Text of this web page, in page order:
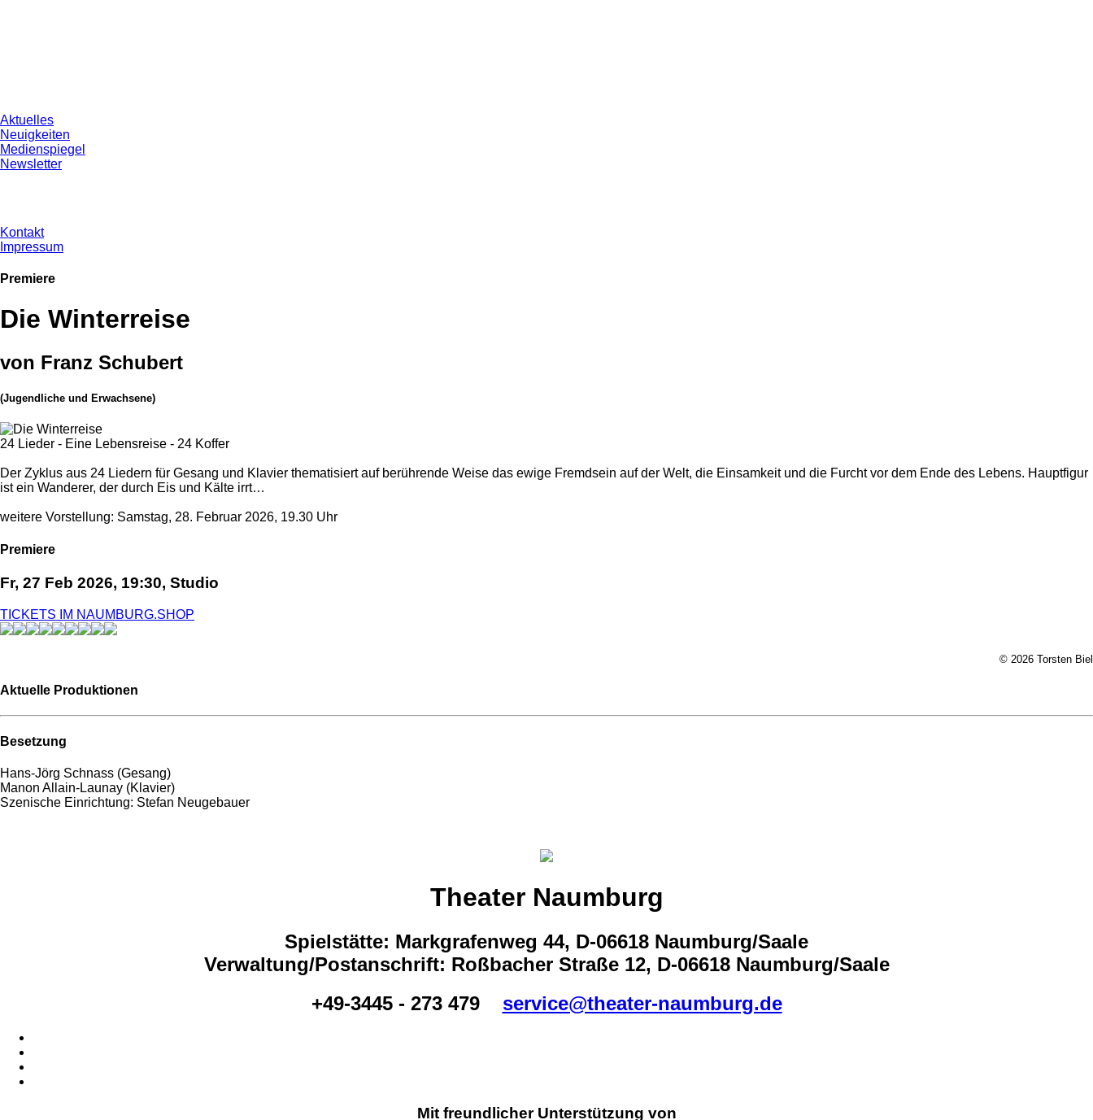
Aktuelles
Neuigkeiten
Medienspiegel
Newsletter
Kontakt
Impressum
Premiere
Die Winterreise
von Franz Schubert
(Jugendliche und Erwachsene)
24 Lieder - Eine Lebensreise - 24 Koffer
Der Zyklus aus 24 Liedern für Gesang und Klavier thematisiert auf berührende Weise das ewige Fremdsein auf der Welt, die Einsamkeit und die Furcht vor dem Ende des Lebens. Hauptfigur
ist ein Wanderer, der durch Eis und Kälte irrt…
weitere Vorstellung: Samstag, 28. Februar 2026, 19.30 Uhr
Premiere
Fr, 27 Feb 2026, 19:30, Studio
TICKETS IM NAUMBURG.SHOP
© 2026 Torsten Biel
Aktuelle Produktionen
Besetzung
Hans-Jörg Schnass (Gesang)
Manon Allain-Launay (Klavier)
Szenische Einrichtung: Stefan Neugebauer
Theater Naumburg
Spielstätte: Markgrafenweg 44, D-06618 Naumburg/Saale
Verwaltung/Postanschrift: Roßbacher Straße 12, D-06618 Naumburg/Saale
+49-3445 - 273 479
service@theater-naumburg.de
Mit freundlicher Unterstützung von